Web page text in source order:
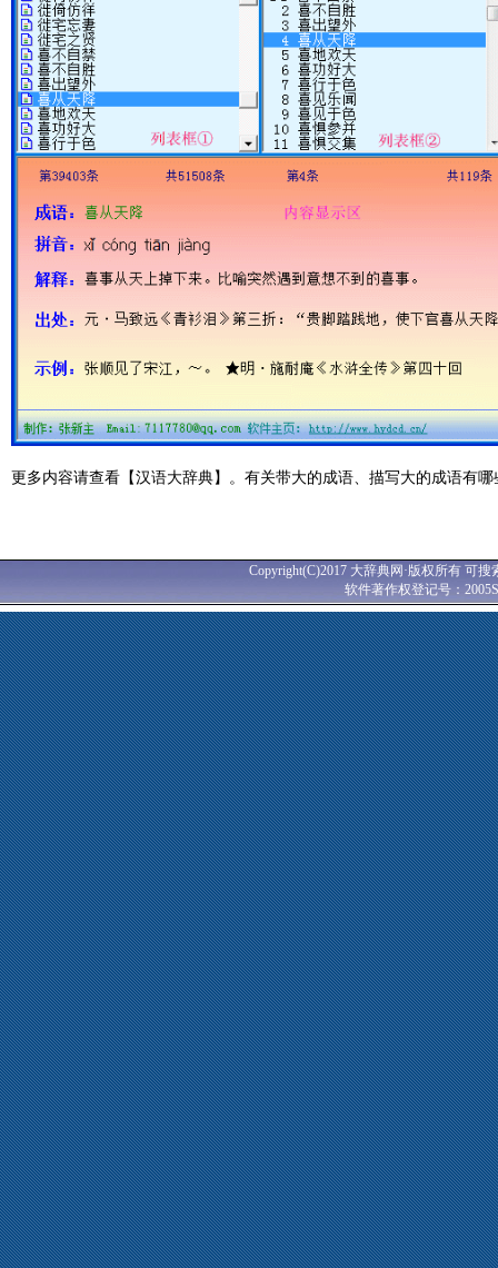
更多内容请查看【汉语大辞典】。有关带大的成语、描写大的成语有
Copyright(C)2017 大辞典网·版权所有 可
软件著作权登记号：